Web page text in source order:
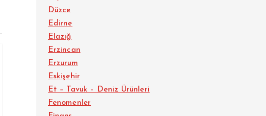
Düzce
Edirne
Elazığ
Erzincan
Erzurum
Eskişehir
Et – Tavuk – Deniz Ürünleri
Fenomenler